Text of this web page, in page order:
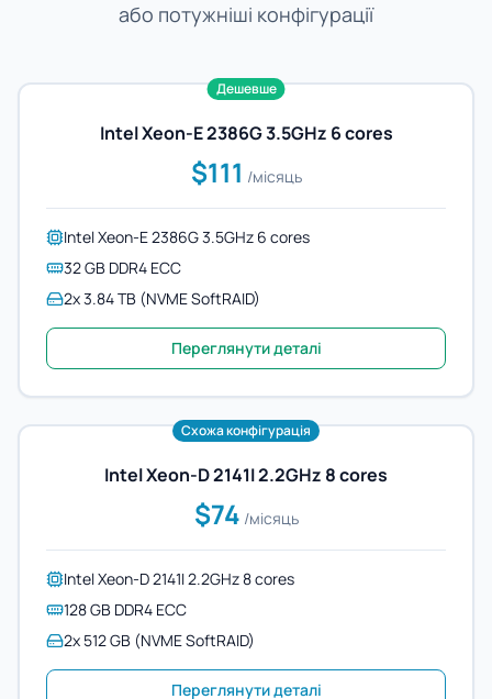
або потужніші конфігурації
Дешевше
Intel Xeon-E 2386G 3.5GHz 6 cores
$111 /місяць
Intel Xeon-E 2386G 3.5GHz 6 cores
32 GB DDR4 ECC
2x 3.84 TB (NVME SoftRAID)
Переглянути деталі
Схожа конфігурація
Intel Xeon-D 2141I 2.2GHz 8 cores
$74 /місяць
Intel Xeon-D 2141I 2.2GHz 8 cores
128 GB DDR4 ECC
2x 512 GB (NVME SoftRAID)
Переглянути деталі